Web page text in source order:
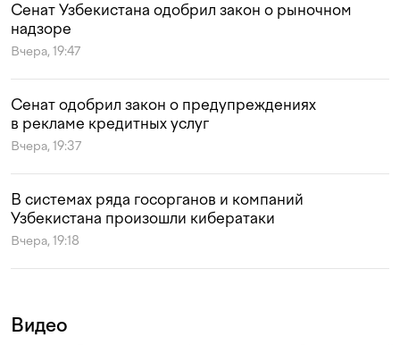
Сенат Узбекистана одобрил закон о рыночном
надзоре
Вчера, 19:47
Сенат одобрил закон о предупреждениях
в рекламе кредитных услуг
Вчера, 19:37
В системах ряда госорганов и компаний
Узбекистана произошли кибератаки
Вчера, 19:18
Видео